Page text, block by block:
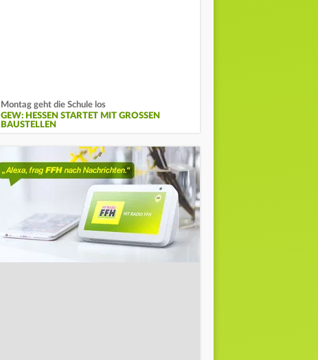
Montag geht die Schule los
GEW: HESSEN STARTET MIT GROSSEN B
AUSTELLEN